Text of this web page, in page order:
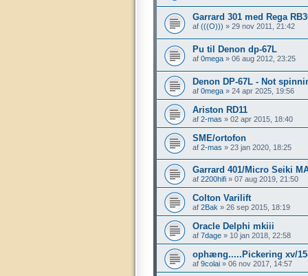
Garrard 301 med Rega
af (((O))) » 29 nov 2011, 21:42
Pu til Denon dp-67L
af 0mega » 06 aug 2012, 23:25
Denon DP-67L - Not
af 0mega » 24 apr 2025, 19:56
Ariston RD11
af 2-mas » 02 apr 2015, 18:40
SME/ortofon
af 2-mas » 23 jan 2020, 18:25
Garrard 401/Micro Seiki
af 2200hifi » 07 aug 2019, 21:50
Colton Varilift
af 2Bak » 26 sep 2015, 18:19
Oracle Delphi mkiii
af 7dage » 10 jan 2018, 22:58
ophæng.....Pickering xv/
af 9colai » 06 nov 2017, 14:57